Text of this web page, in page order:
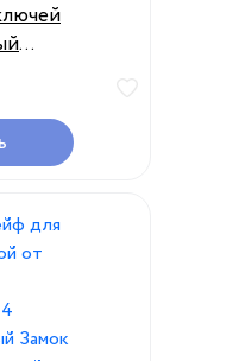
с кодом
без
для ключей